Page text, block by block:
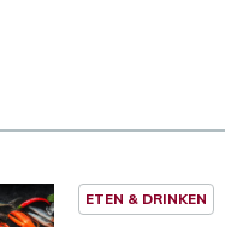
ETEN & DRINKEN